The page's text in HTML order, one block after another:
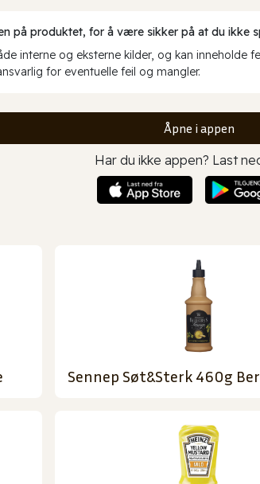
på produktet, for å være sikker på at du ikke
interne og eksterne kilder, og kan inneholde
for eventuelle feil og mangler.
Åpne i appen
Har du ikke appen? Last
Sennep Søt&Sterk 460g